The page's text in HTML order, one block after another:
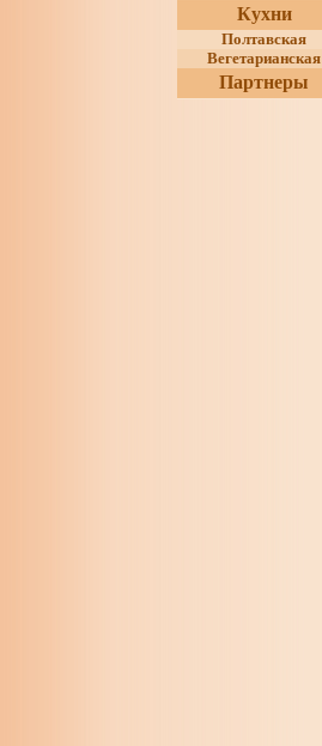
Кухни
Полтавская
Вегетарианская
Партнеры